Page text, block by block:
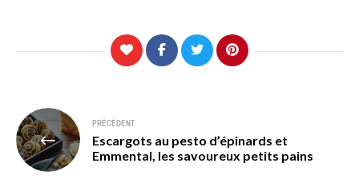
Navigation
de
l’article
PRÉCÉDENT
Escargots au pesto d’épinards et
Emmental, les savoureux petits pains